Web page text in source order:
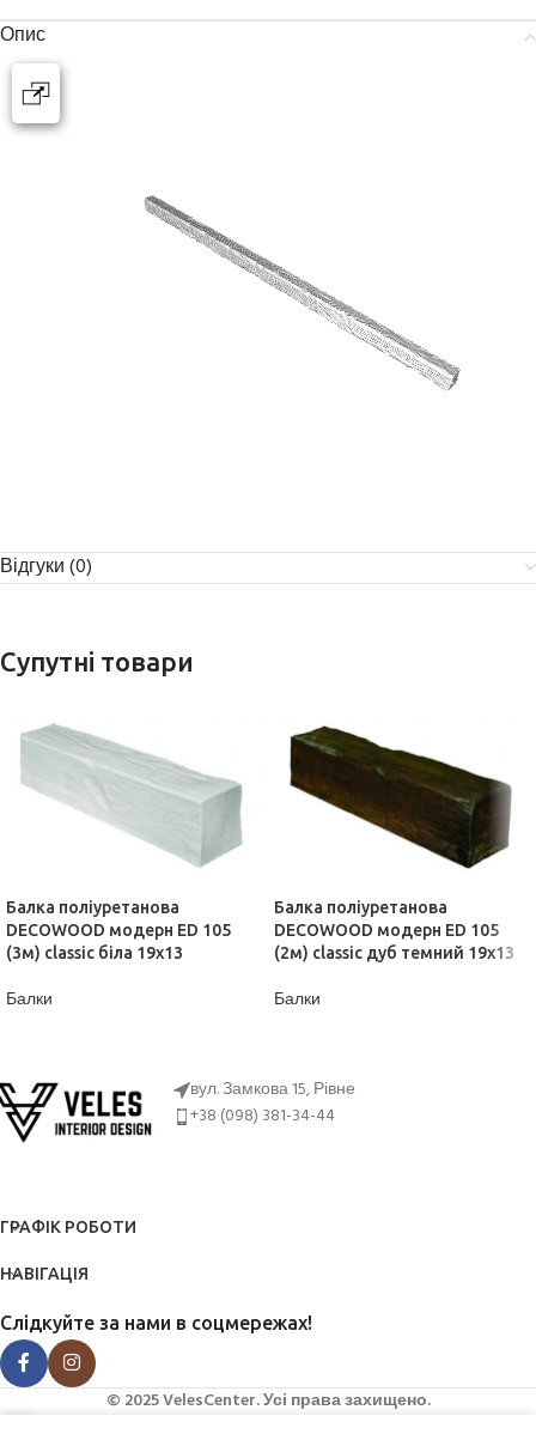
Опис
Відгуки (0)
Супутні товари
Балка поліуретанова
DECOWOOD модерн ED 105
(3м) classic біла 19х13
Балки
Балка поліуретанова
DECOWOOD модерн ED 105
(2м) classic дуб темний 19х13
Балки
вул. Замкова 15, Рівне
+38 (098) 381-34-44
ГРАФІК РОБОТИ
НАВІГАЦІЯ
Слідкуйте за нами в соцмережах!
© 2025 VelesCenter. Усі права захищено.